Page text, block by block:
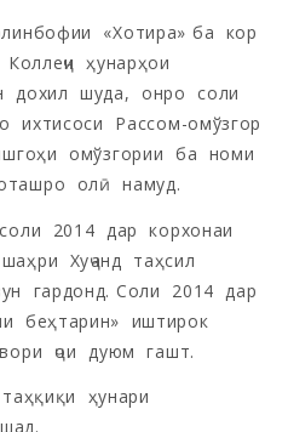
«Хотира» ба кор
ҳунарҳои
дохил шуда, онро соли
Рассом-омўзгор
омўзгории ба номи
олӣ намуд.
2014 дар корхонаи
Хуҷанд таҳсил
гардонд. Соли 2014 дар
беҳтарин» иштирок
ҷои дуюм гашт.
ҳунари